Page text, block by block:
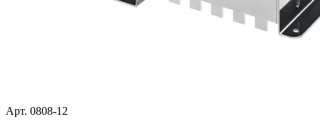
Арт. 0808-12